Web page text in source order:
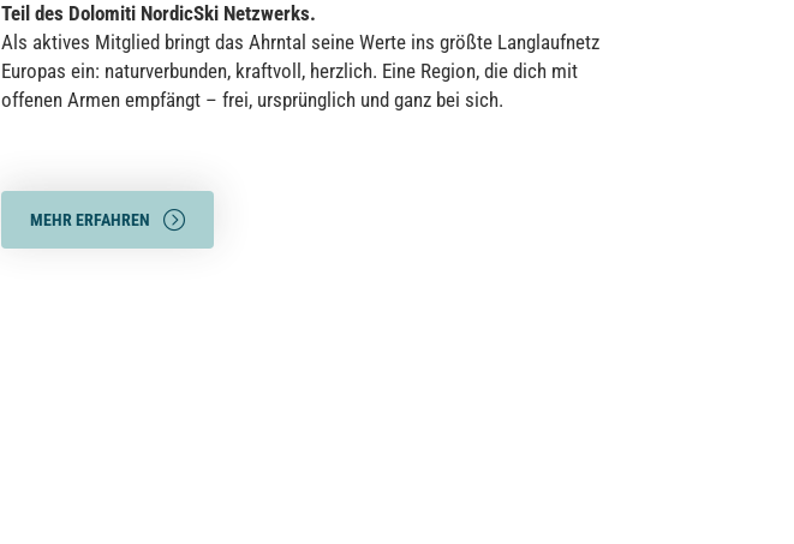
Teil des Dolomiti NordicSki Netzwerks.
Als aktives Mitglied bringt das Ahrntal seine Werte ins größte Langlaufnetz
Europas ein: naturverbunden, kraftvoll, herzlich. Eine Region, die dich mit
offenen Armen empfängt – frei, ursprünglich und ganz bei sich.
MEHR ERFAHREN